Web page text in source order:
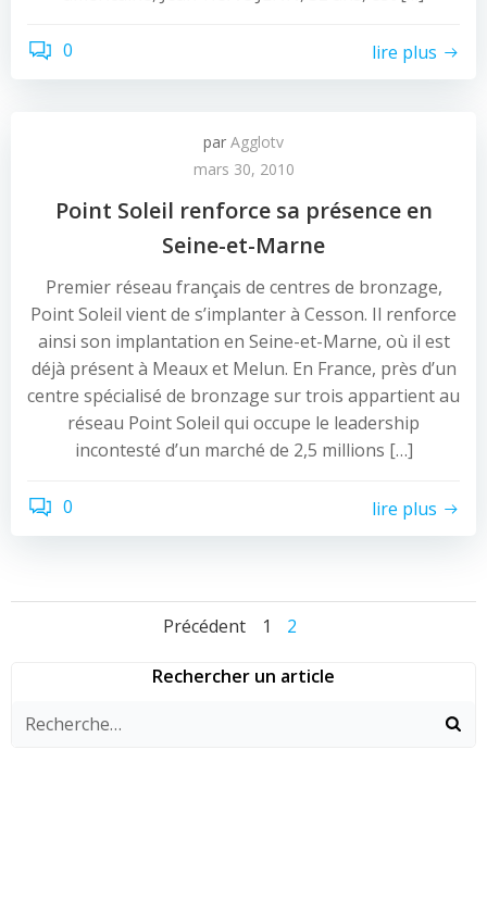
0 lire plus
par Agglotv
mars 30, 2010
Point Soleil renforce sa présence en
Seine-et-Marne
Premier réseau français de centres de bronzage,
Point Soleil vient de s’implanter à Cesson. Il renforce
ainsi son implantation en Seine-et-Marne, où il est
déjà présent à Meaux et Melun. En France, près d’un
centre spécialisé de bronzage sur trois appartient au
réseau Point Soleil qui occupe le leadership
incontesté d’un marché de 2,5 millions […]
0 lire plus
Navigation
des
Précédent
Navigation
des
Page
1 Page
2
des
articles
Rechercher un article